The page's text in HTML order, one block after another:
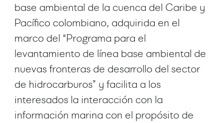
base ambiental de la cuenca del Caribe y
Pacífico colombiano, adquirida en el
marco del “Programa para el
levantamiento de línea base ambiental de
nuevas fronteras de desarrollo del sector
de hidrocarburos” y facilita a los
interesados la interacción con la
información marina con el propósito de